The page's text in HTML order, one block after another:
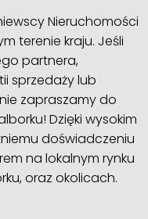
Nieruchomości
terenie kraju. Jeśli
partnera,
sprzedaży lub
zapraszamy do
Dzięki wysokim
doświadczeniu
na lokalnym rynku
oraz okolicach.